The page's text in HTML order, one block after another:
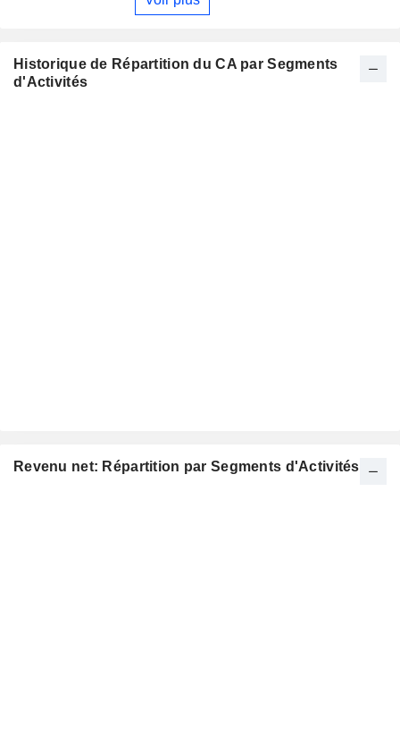
Historique de Répartition du CA par Segments
d'Activités
Revenu net: Répartition par Segments d'Activités